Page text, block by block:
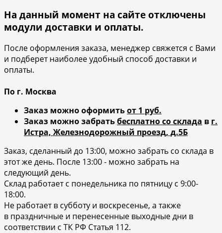
На данный момент на сайте отключены
модули доставки и оплаты.
После оформления заказа, менеджер свяжется с Вами
и подберет наиболее удобный способ доставки и
оплаты.
По г. Москва
Заказ можно оформитьот 1 руб.
Заказ можно забратьбесплатно со склада в г.
Истра, Железнодорожный проезд, д.5Б
Заказ, сделанный до 13:00, можно забрать со склада в
этот же день. После 13:00 - можно забрать на
следующий день.
Склад работает с понедельника по пятницу с 9:00-
18:00.
Не работает в субботу и воскресенье, а также
в праздничные и перенесенные выходные дни в
соответствии с ТК РФ Статья 112.